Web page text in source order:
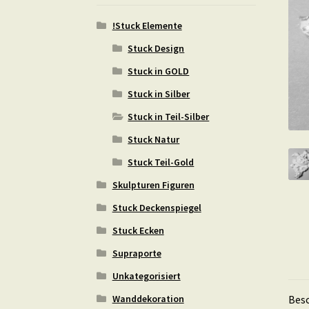
!Stuck Elemente
Stuck Design
Stuck in GOLD
Stuck in Silber
Stuck in Teil-Silber
Stuck Natur
Stuck Teil-Gold
Skulpturen Figuren
Stuck Deckenspiegel
Stuck Ecken
Supraporte
Unkategorisiert
Wanddekoration